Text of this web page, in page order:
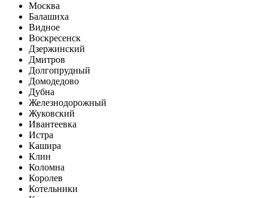
Москва
Балашиха
Видное
Воскресенск
Дзержинский
Дмитров
Долгопрудный
Домодедово
Дубна
Железнодорожный
Жуковский
Ивантеевка
Истра
Кашира
Клин
Коломна
Королев
Котельники